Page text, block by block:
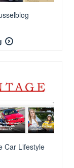
Car Lifestyle